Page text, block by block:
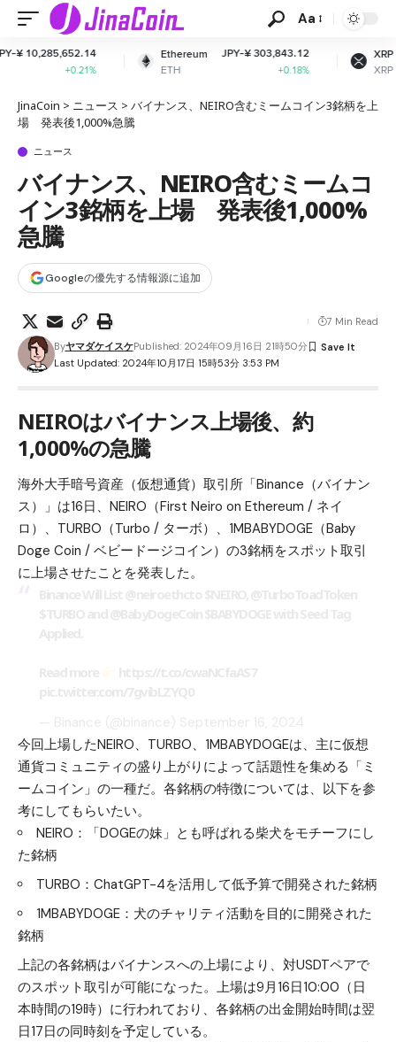
Aa
Ethereum
ETH
JPY-¥ 303,843.12
XRP
XRP
JPY-¥ 164.50
-0.28%
JinaCoin > ニュース > バイナンス、NEIRO含むミームコイン3銘柄を上
場 発表後1,000%急騰
ニュース
バイナンス、NEIRO含むミームコ
イン3銘柄を上場 発表後1,000%
急騰
Googleの優先する情報源に追加
Last Updated: 2024年10月17日 15時53分 3:53 PM
ByヤマダケイスケPublished: 2024年09月16日 21時50分
7 Min Read
NEIROはバイナンス上場後、約
1,000%の急騰
海外大手暗号資産（仮想通貨）取引所「Binance（バイナン
ス）」は16日、NEIRO（First Neiro on Ethereum / ネイ
ロ）、TURBO（Turbo / ターボ）、1MBABYDOGE（Baby
Doge Coin / ベビードージコイン）の3銘柄をスポット取引
に上場させたことを発表した。
今回上場したNEIRO、TURBO、1MBABYDOGEは、主に仮想
通貨コミュニティの盛り上がりによって話題性を集める「ミ
ームコイン」の一種だ。各銘柄の特徴については、以下を参
考にしてもらいたい。
NEIRO：「DOGEの妹」とも呼ばれる柴犬をモチーフにし
た銘柄
TURBO：ChatGPT-4を活用して低予算で開発された銘柄
1MBABYDOGE：犬のチャリティ活動を目的に開発された
銘柄
上記の各銘柄はバイナンスへの上場により、対USDTペアで
のスポット取引が可能になった。上場は9月16日10:00（日
本時間の19時）に行われており、各銘柄の出金開始時間は翌
日17日の同時刻を予定している。